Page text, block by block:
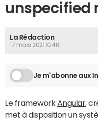
unspecified
La Rédaction
17 mars 2021 10:48
Je m'abonne aux
Le framework Angular,
met à disposition un